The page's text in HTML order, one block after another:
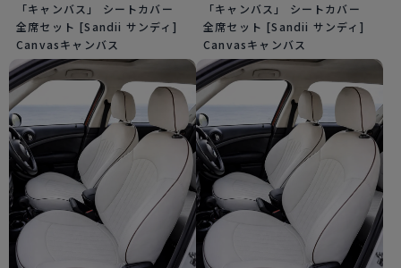
「キャンバス」 シートカバー
全席セット [Sandii サンディ]
Canvasキャンバス
「キャンバス」 シートカバー
全席セット [Sandii サンディ]
Canvasキャンバス